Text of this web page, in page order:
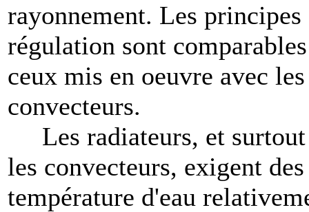
rayonnement. Les principes
régulation sont
ceux mis en oeuvre avec les
convecteurs.
Les radiateurs, et surtout
les convecteurs, exigent des
température d'eau